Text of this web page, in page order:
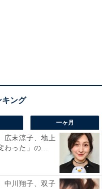
一ヶ月
広末涼子、地上
わった」の...
中川翔子、双子